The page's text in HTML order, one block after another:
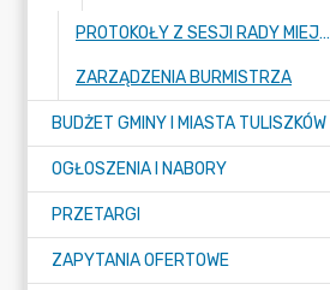
PROTOKOŁY Z SESJI RADY MIEJSKIEJ
ZARZĄDZENIA BURMISTRZA
BUDŻET GMINY I MIASTA TULISZKÓW
OGŁOSZENIA I NABORY
PRZETARGI
ZAPYTANIA OFERTOWE